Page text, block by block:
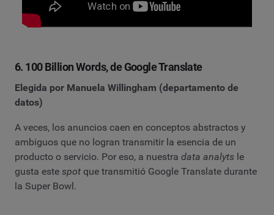
6. 100 Billion Words, de Google Translate
Elegida por Manuela Willingham (departamento de
datos)
A veces, los anuncios caen en conceptos abstractos y
ambiguos que no logran transmitir la esencia de un
producto o servicio. Por eso, a nuestra data analyts le
gusta este spot que transmitió Google Translate durante
la Super Bowl.